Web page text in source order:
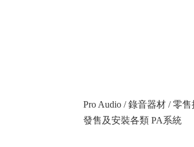
Pro Audio / 錄音器材 / 零
發售及安裝各類 PA系統